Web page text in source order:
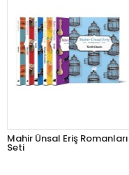
Mahir Ünsal Eriş Romanları
Seti